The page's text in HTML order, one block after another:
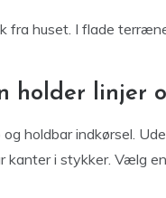
fra huset. I flade
holder linjer
holdbar indkørsel.
kanter i stykker. Vælg